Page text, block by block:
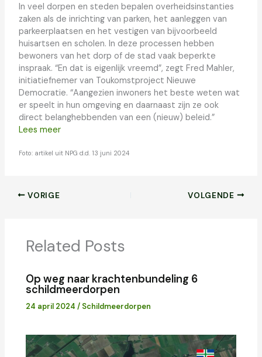
In veel dorpen en steden bepalen overheidsinstanties
zaken als de inrichting van parken, het aanleggen van
parkeerplaatsen en het vestigen van bijvoorbeeld
huisartsen en scholen. In deze processen hebben
bewoners van het dorp of de stad vaak beperkte
inspraak. “En dat is eigenlijk vreemd”, zegt Fred Mahler,
initiatiefnemer van Toukomstproject Nieuwe
Democratie. “Aangezien inwoners het beste weten wat
er speelt in hun omgeving en daarnaast zijn ze ook
direct belanghebbenden van een (nieuw) beleid.”
Lees meer
Foto: artikel uit NPG d.d. 13 juni 2024
VORIGE VOLGENDE
Related Posts
Op weg naar krachtenbundeling 6
schildmeerdorpen
24 april 2024/ Schildmeerdorpen